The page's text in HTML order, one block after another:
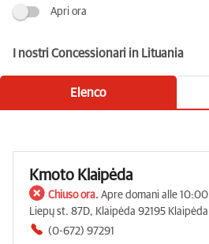
Apri ora
I nostri Concessionari in Lituania
Elenco
Kmoto Klaipėda
Chiuso ora. Apre domani alle 10:00
Liepų st. 87D, Klaipėda 92195 Klaipėda
(0-672) 97291